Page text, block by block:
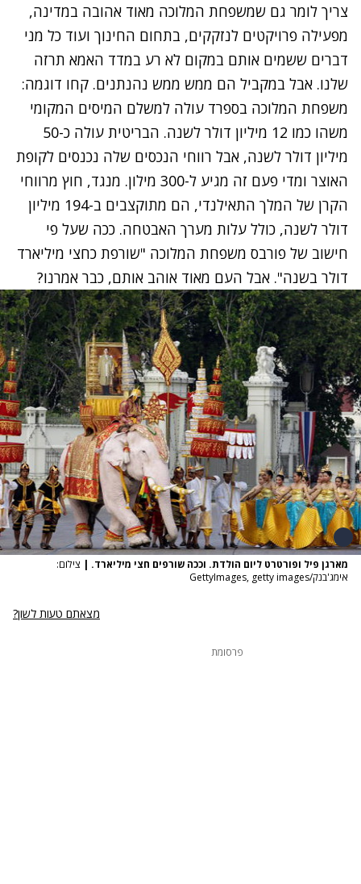
צריך לומר גם שמשפחת המלוכה מאוד אהובה במדינה,
מפעילה פרויקטים לנזקקים, בתחום החינוך ועוד כל מני
דברים ששמים אותם במקום לא רע במדד האמא תרזה
שלנו. אבל במקביל הם ממש ממש נהנתנים. קחו דוגמה:
משפחת המלוכה בספרד עולה למשלם המיסים המקומי
משהו כמו 12 מיליון דולר לשנה. הבריטית עולה כ-50
מיליון דולר לשנה, אבל רווחי הנכסים שלה נכנסים לקופת
האוצר ומדי פעם זה מגיע ל-300 מילון. מנגד, חוץ מרווחי
הקרן של המלך התאילנדי, הם מתוקצבים ב-194 מיליון
דולר לשנה, כולל עלות מערך האבטחה. ככה שעל פי
חישוב של פורבס משפחת המלוכה "שורפת כחצי מיליארד
דולר בשנה". אבל העם מאוד אוהב אותם, כבר אמרנו?
מארגן פיל ופורטרט ליום הולדת. וככה שורפים חצי מיליארד. | צילום:
אימג'בנק/GettyImages, getty images
מצאתם טעות לשון?
פרסומת